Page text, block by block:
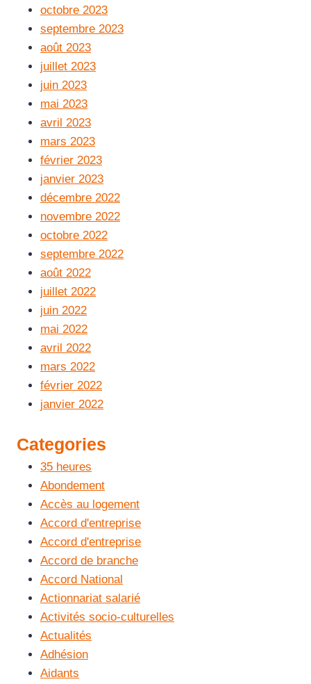
octobre 2023
septembre 2023
août 2023
juillet 2023
juin 2023
mai 2023
avril 2023
mars 2023
février 2023
janvier 2023
décembre 2022
novembre 2022
octobre 2022
septembre 2022
août 2022
juillet 2022
juin 2022
mai 2022
avril 2022
mars 2022
février 2022
janvier 2022
Categories
35 heures
Abondement
Accès au logement
Accord d'entreprise
Accord d'entreprise
Accord de branche
Accord National
Actionnariat salarié
Activités socio-culturelles
Actualités
Adhésion
Aidants